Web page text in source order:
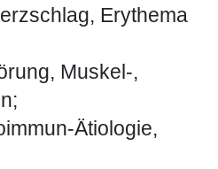
Erythema
Muskel-,
Ätiologie,